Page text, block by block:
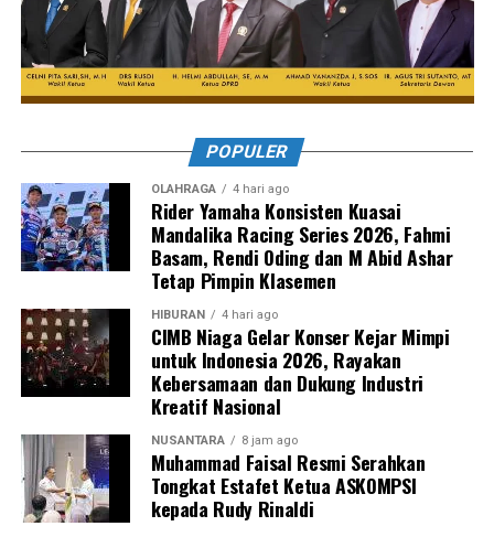
POPULER
OLAHRAGA 4 hari ago
Rider Yamaha Konsisten Kuasai
Mandalika Racing Series 2026, Fahmi
Basam, Rendi Oding dan M Abid Ashar
Tetap Pimpin Klasemen
HIBURAN 4 hari ago
CIMB Niaga Gelar Konser Kejar Mimpi
untuk Indonesia 2026, Rayakan
Kebersamaan dan Dukung Industri
Kreatif Nasional
NUSANTARA 8 jam ago
Muhammad Faisal Resmi Serahkan
Tongkat Estafet Ketua ASKOMPSI
kepada Rudy Rinaldi